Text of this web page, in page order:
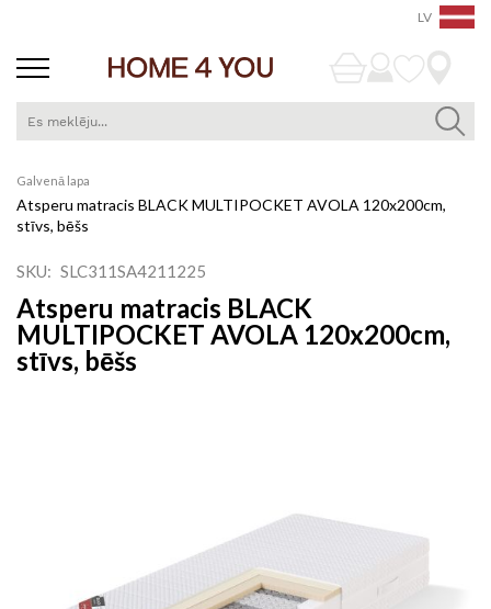
LV
Content
Galvenā lapa
Atsperu matracis BLACK MULTIPOCKET AVOLA 120x200cm,
stīvs, bēšs
SKU SLC311SA4211225
Atsperu matracis BLACK
MULTIPOCKET AVOLA 120x200cm,
stīvs, bēšs